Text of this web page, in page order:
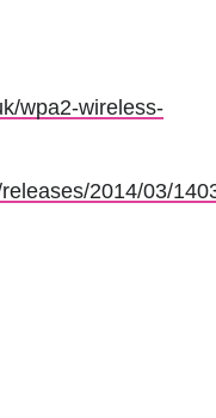
wpa2-wireless-
2014/03/